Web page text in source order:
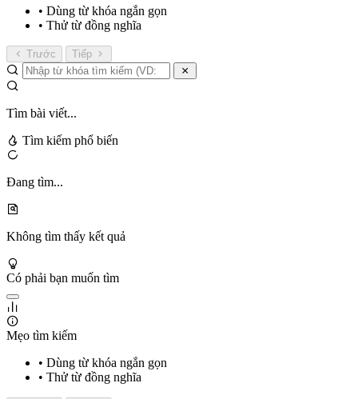
• Dùng từ khóa ngắn gọn
• Thử từ đồng nghĩa
Trước Tiếp
Tìm bài viết...
Tìm kiếm phổ biến
Đang tìm...
Không tìm thấy kết quả
Có phải bạn muốn tìm
Mẹo tìm kiếm
• Dùng từ khóa ngắn gọn
• Thử từ đồng nghĩa